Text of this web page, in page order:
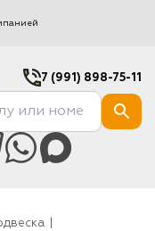
7 (991) 898-75-11